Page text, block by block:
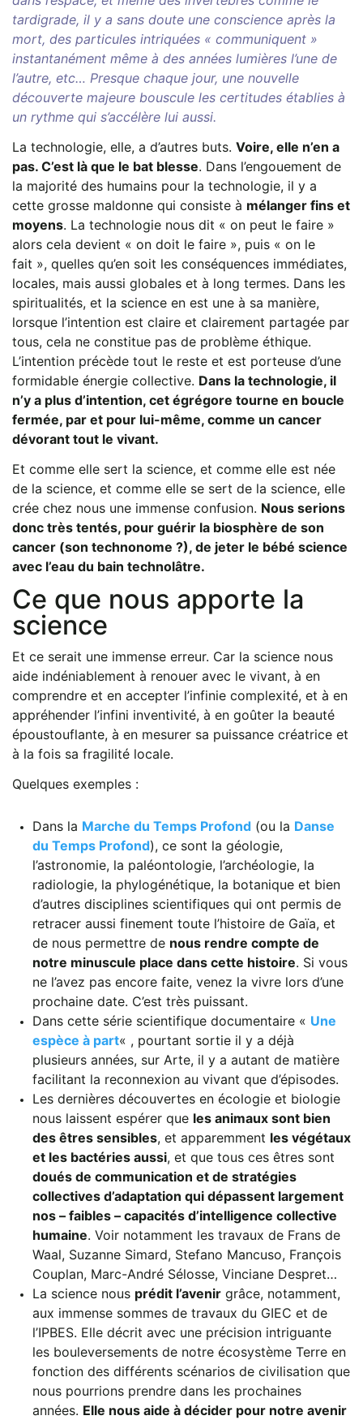
tardigrade, il y a sans doute une conscience après la
mort, des particules intriquées « communiquent »
instantanément même à des années lumières l’une de
l’autre, etc… Presque chaque jour, une nouvelle
découverte majeure bouscule les certitudes établies à
un rythme qui s’accélère lui aussi.
La technologie, elle, a d’autres buts. Voire, elle n’en a
pas. C’est là que le bat blesse. Dans l’engouement de
la majorité des humains pour la technologie, il y a
cette grosse maldonne qui consiste à mélanger fins et
moyens. La technologie nous dit « on peut le faire »
alors cela devient « on doit le faire », puis « on le
fait », quelles qu’en soit les conséquences immédiates,
locales, mais aussi globales et à long termes. Dans les
spiritualités, et la science en est une à sa manière,
lorsque l’intention est claire et clairement partagée par
tous, cela ne constitue pas de problème éthique.
L’intention précède tout le reste et est porteuse d’une
formidable énergie collective. Dans la technologie, il
n’y a plus d’intention, cet égrégore tourne en boucle
fermée, par et pour lui-même, comme un cancer
dévorant tout le vivant.
Et comme elle sert la science, et comme elle est née
de la science, et comme elle se sert de la science, elle
crée chez nous une immense confusion. Nous serions
donc très tentés, pour guérir la biosphère de son
cancer (son technonome ?), de jeter le bébé science
avec l’eau du bain technolâtre.
Ce que nous apporte la
science
Et ce serait une immense erreur. Car la science nous
aide indéniablement à renouer avec le vivant, à en
comprendre et en accepter l’infinie complexité, et à en
appréhender l’infini inventivité, à en goûter la beauté
époustouflante, à en mesurer sa puissance créatrice et
à la fois sa fragilité locale.
Quelques exemples :
Dans la Marche du Temps Profond (ou la Danse
du Temps Profond), ce sont la géologie,
l’astronomie, la paléontologie, l’archéologie, la
radiologie, la phylogénétique, la botanique et bien
d’autres disciplines scientifiques qui ont permis de
retracer aussi finement toute l’histoire de Gaïa, et
de nous permettre de nous rendre compte de
notre minuscule place dans cette histoire. Si vous
ne l’avez pas encore faite, venez la vivre lors d’une
prochaine date. C’est très puissant.
Dans cette série scientifique documentaire « Une
espèce à part« , pourtant sortie il y a déjà
plusieurs années, sur Arte, il y a autant de matière
facilitant la reconnexion au vivant que d’épisodes.
Les dernières découvertes en écologie et biologie
nous laissent espérer que les animaux sont bien
des êtres sensibles, et apparemment les végétaux
et les bactéries aussi, et que tous ces êtres sont
doués de communication et de stratégies
collectives d’adaptation qui dépassent largement
nos – faibles – capacités d’intelligence collective
humaine. Voir notamment les travaux de Frans de
Waal, Suzanne Simard, Stefano Mancuso, François
Couplan, Marc-André Sélosse, Vinciane Despret…
La science nous prédit l’avenir grâce, notamment,
aux immense sommes de travaux du GIEC et de
l’IPBES. Elle décrit avec une précision intriguante
les bouleversements de notre écosystème Terre en
fonction des différents scénarios de civilisation que
nous pourrions prendre dans les prochaines
années. Elle nous aide à décider pour notre avenir